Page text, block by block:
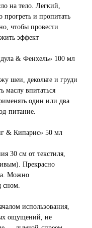
на тело. Легкий,
и пропитать
чтобы провести
эффект
& Фенхель» 100 мл
шеи, декольте и груди
впитаться
один или два
питание.
& Кипарис» 50 мл
30 см от текстиля,
Прекрасно
Можно
сном.
использования,
ощущений, не